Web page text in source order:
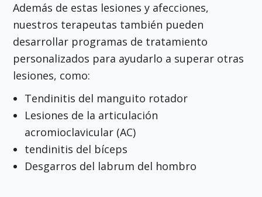
Además de estas lesiones y afecciones,
nuestros terapeutas también pueden
desarrollar programas de tratamiento
personalizados para ayudarlo a superar otras
lesiones, como:
Tendinitis del manguito rotador
Lesiones de la articulación
acromioclavicular (AC)
tendinitis del bíceps
Desgarros del labrum del hombro